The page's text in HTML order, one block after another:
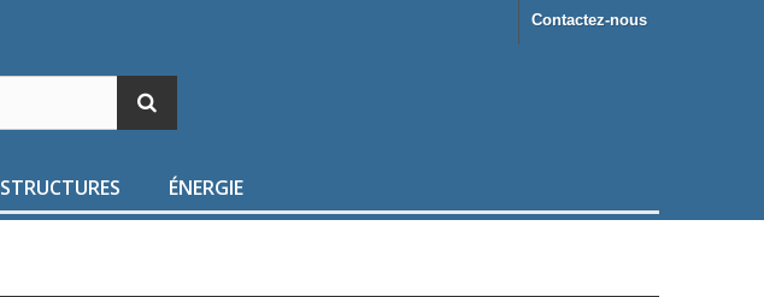
Contactez-nous
STRUCTURES ÉNERGIE